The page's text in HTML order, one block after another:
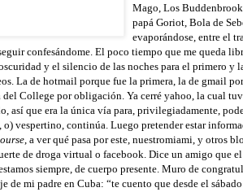
Mago, Los
papá Goriot, Bola de
evaporándose, entre el
confesándome. El poco tiempo que me queda
y el silencio de las noches para el primero y
La de hotmail porque fue la primera, la de gmail
College por obligación. Ya cerré yahoo, la cual
así que era la única vía para, privilegiadamente,
vespertino, continúa. Luego pretender estar
, a ver qué pasa por este, nuestromiami, y otros
de droga virtual o facebook. Dice un amigo que el
siempre, de cuerpo presente. Muro de
de mi padre en Cuba: “te cuento que desde el